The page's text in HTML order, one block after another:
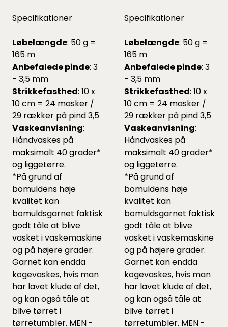
Specifikationer
Løbelængde: 50 g =
165 m
Anbefalede pinde: 3
- 3,5 mm
Strikkefasthed: 10 x
10 cm = 24 masker /
29 rækker på pind 3,5
Vaskeanvisning:
Håndvaskes på
maksimalt 40 grader*
og liggetørre.
*På grund af
bomuldens høje
kvalitet kan
bomuldsgarnet faktisk
godt tåle at blive
vasket i vaskemaskine
og på højere grader.
Garnet kan endda
kogevaskes, hvis man
har lavet klude af det,
og kan også tåle at
blive tørret i
tørretumbler. MEN -
Specifikationer
Løbelængde: 50 g =
165 m
Anbefalede pinde: 3
- 3,5 mm
Strikkefasthed: 10 x
10 cm = 24 masker /
29 rækker på pind 3,5
Vaskeanvisning:
Håndvaskes på
maksimalt 40 grader*
og liggetørre.
*På grund af
bomuldens høje
kvalitet kan
bomuldsgarnet faktisk
godt tåle at blive
vasket i vaskemaskine
og på højere grader.
Garnet kan endda
kogevaskes, hvis man
har lavet klude af det,
og kan også tåle at
blive tørret i
tørretumbler. MEN -